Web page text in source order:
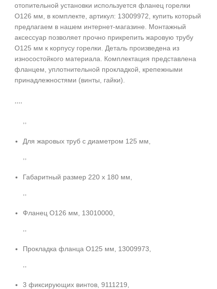
отопительной установки используется фланец горелки
O126 мм, в комплекте, артикул: 13009972, купить который
предлагаем в нашем интернет-магазине. Монтажный
аксессуар позволяет прочно прикрепить жаровую трубу
O125 мм к корпусу горелки. Деталь произведена из
износостойкого материала. Комплектация представлена
фланцем, уплотнительной прокладкой, крепежными
принадлежностями (винты, гайки).
Для жаровых труб с диаметром 125 мм,
Габаритный размер 220 x 180 мм,
Фланец O126 мм, 13010000,
Прокладка фланца O125 мм, 13009973,
3 фиксирующих винтов, 9111219,